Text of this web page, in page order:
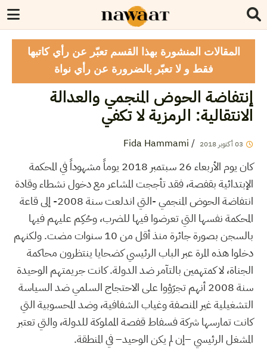
المقالات المنشورة بهذا القسم تعبّر عن رأي كاتبها
فقط و لا تعبّر بالضرورة عن رأي نواة
إنتفاضة الحوض المنجمي والعدالة
الانتقالية: الرمزية لا تكفي
03أكتوبر 2018
/
Fida Hammami
كان يوم الأربعاء 26 سبتمبر 2018 يوماً مشهوداً في المحكمة
الإبتدائية بقفصة، فقد تأججت المشاعر مع دخول نشطاء وقادة
انتفاضة الحوض المنجمي -التي اندلعت سنة 2008- إلى قاعة
المحكمة نفسها التي تعرضوا فيها للضرب، وحُكِم عليهم فيها
بالسجن بصورة جائرة منذ أقل من 10 سنوات مضت. ولكنهم
دخلوا هذه المرة عبر الباب الرئيسي كضحايا ينتظرون محاكمة
الجناة، لا كمتهمين بالتآمر ضد الدولة. كانت جريمتهم الوحيدة
سنة 2008 أنهم تجرّؤوا على الاحتجاج السلمي ضد السياسة
التشغيلية غير المنصفة وغياب الشفافية، وضد المحسوبية التي
كانت تمارسها شركة فسفاط قفصة المملوكة للدولة، والتي تعتبر
المشغل الرئيسي –إن لم يكن الوحيد– في المنطقة.